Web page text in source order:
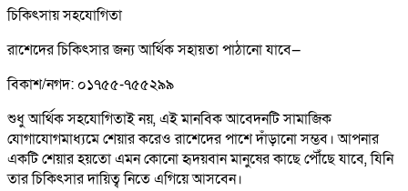
চিকিৎসায় সহযোগিতা
রাশেদের চিকিৎসার জন্য আর্থিক সহায়তা পাঠানো যাবে—
বিকাশ/নগদ: ০১৭৫৫-৭৫৫২৯৯
শুধু আর্থিক সহযোগিতাই নয়, এই মানবিক আবেদনটি সামাজিক
যোগাযোগমাধ্যমে শেয়ার করেও রাশেদের পাশে দাঁড়ানো সম্ভব। আপনার
একটি শেয়ার হয়তো এমন কোনো হৃদয়বান মানুষের কাছে পৌঁছে যাবে, যিনি
তার চিকিৎসার দায়িত্ব নিতে এগিয়ে আসবেন।